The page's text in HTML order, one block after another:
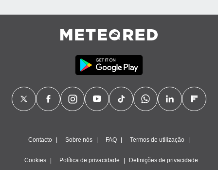
Contacto Sobre nós FAQ Termos de utilização
Cookies Política de privacidade Definições de privacidade